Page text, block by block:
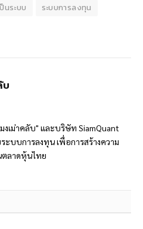
นระบบ
ระบบการลงทุน
บ
งเม่าคลับ" และบริษัท SiamQuant
บบการลงทุน เพื่อการสร้างความ
ตลาดหุ้นไทย